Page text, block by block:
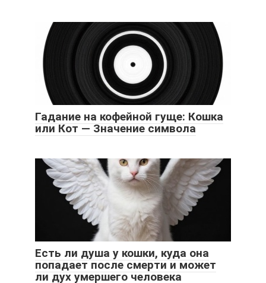
Гадание на кофейной гуще: Кошка
или Кот — Значение символа
Есть ли душа у кошки, куда она
попадает после смерти и может
ли дух умершего человека